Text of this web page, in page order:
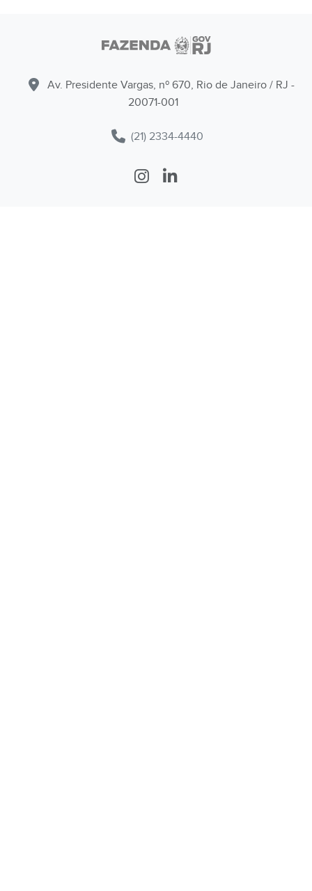
Av. Presidente Vargas, nº 670, Rio de Janeiro / RJ -
20071-001
(21) 2334-4440